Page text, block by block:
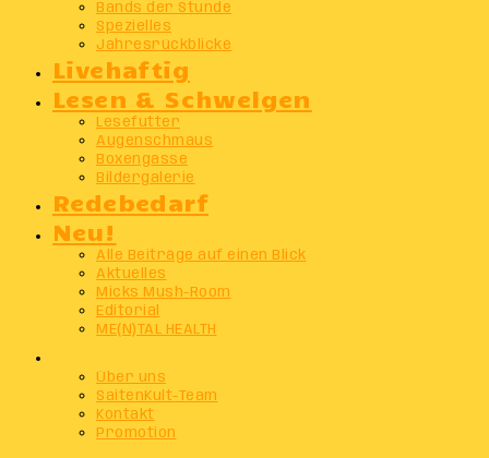
Bands der Stunde
Spezielles
Jahresrückblicke
Livehaftig
Lesen & Schwelgen
Lesefutter
Augenschmaus
Boxengasse
Bildergalerie
Redebedarf
Neu!
Alle Beiträge auf einen Blick
Aktuelles
Micks Mush-Room
Editorial
ME(N)TAL HEALTH
Über uns
SaitenKult-Team
Kontakt
Promotion